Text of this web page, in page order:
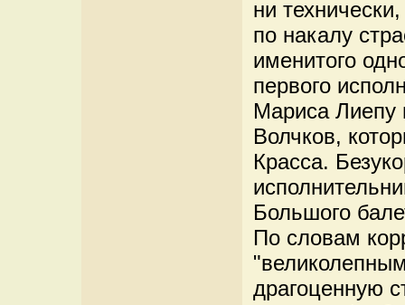
ни
по накалу
именитого
первого
Мариса Лиепу
Волчков,
Красса.
Большого
По словам
драгоценную